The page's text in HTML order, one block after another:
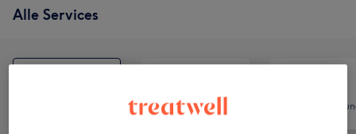
Alle Services
Friseur